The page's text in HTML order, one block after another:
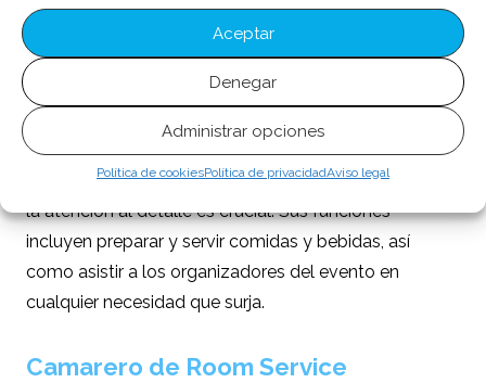
Aceptar
Denegar
Administrar opciones
Política de cookiesPolítica de privacidadAviso legal
conocimientos sobre coctelería y ser capaz de
interactuar con los clientes de manera amigable y
eficiente.
Camarero de Banquetes
Este camarero trabaja en eventos y banquetes, donde
la atención al detalle es crucial. Sus funciones
incluyen preparar y servir comidas y bebidas, así
como asistir a los organizadores del evento en
cualquier necesidad que surja.
Camarero de Room Service